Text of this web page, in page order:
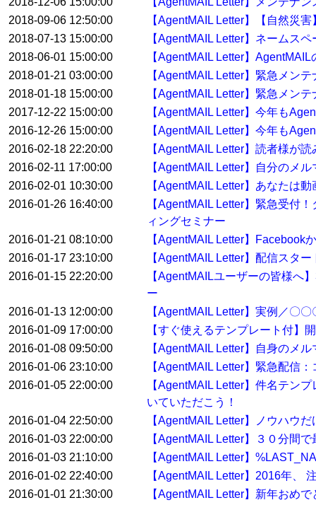
2018-09-06 12:50:00
【AgentMAIL Letter】【自然災
2018-07-13 15:00:00
【AgentMAIL Letter】ネームス
2018-06-01 15:00:00
【AgentMAIL Letter】
2018-01-21 03:00:00
【AgentMAIL Letter】緊急メン
2018-01-18 15:00:00
【AgentMAIL Letter】緊急メン
2017-12-22 15:00:00
【AgentMAIL Letter】今年も
2016-12-26 15:00:00
【AgentMAIL Letter】今年も
2016-02-18 22:20:00
【AgentMAIL Letter】読者様が
2016-02-11 17:00:00
【AgentMAIL Letter】自分のメ
2016-02-01 10:30:00
【AgentMAIL Letter】あなたは
2016-01-26 16:40:00
【AgentMAIL Letter】緊急受付
ィングセミナー
2016-01-21 08:10:00
【AgentMAIL Letter】Facebook
2016-01-17 23:10:00
【AgentMAIL Letter】配信スタ
2016-01-15 22:20:00
【AgentMAILユーザーの皆様へ
ー
2016-01-13 12:00:00
【AgentMAIL Letter】実例／〇
2016-01-09 17:00:00
【すぐ使えるテンプレート付】
2016-01-08 09:50:00
【AgentMAIL Letter】自身のメ
2016-01-06 23:10:00
【AgentMAIL Letter】緊急配信
2016-01-05 22:00:00
【AgentMAIL Letter】件名テン
いていただこう！
2016-01-04 22:50:00
【AgentMAIL Letter】ノウハウ
2016-01-03 22:00:00
【AgentMAIL Letter】３０分間
2016-01-03 21:10:00
【AgentMAIL Letter】
2016-01-02 22:40:00
【AgentMAIL Letter】2016年、
2016-01-01 21:30:00
【AgentMAIL Letter】新年おめ